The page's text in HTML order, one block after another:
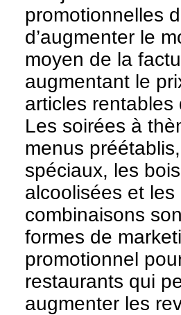
promotionnelles
d’augmenter le
moyen de la
augmentant le
articles rentables
Les soirées à
menus
spéciaux, les
alcoolisées et les
combinaisons
formes de
promotionnel
restaurants qui
augmenter les